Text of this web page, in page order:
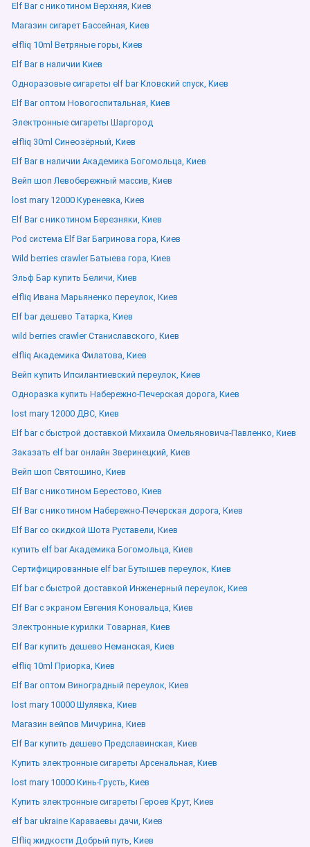
Elf Bar с никотином Верхняя, Киев
Магазин сигарет Бассейная, Киев
elfliq 10ml Ветряные горы, Киев
Elf Bar в наличии Киев
Одноразовые сигареты elf bar Кловский спуск, Киев
Elf Bar оптом Новогоспитальная, Киев
Электронные сигареты Шаргород
elfliq 30ml Синеозёрный, Киев
Elf Bar в наличии Академика Богомольца, Киев
Вейп шоп Левобережный массив, Киев
lost mary 12000 Куреневка, Киев
Elf Bar с никотином Березняки, Киев
Pod система Elf Bar Багринова гора, Киев
Wild berries crawler Батыева гора, Киев
Эльф Бар купить Беличи, Киев
elfliq Ивана Марьяненко переулок, Киев
Elf bar дешево Татарка, Киев
wild berries crawler Станиславского, Киев
elfliq Академика Филатова, Киев
Вейп купить Ипсилантиевский переулок, Киев
Одноразка купить Набережно-Печерская дорога, Киев
lost mary 12000 ДВС, Киев
Elf bar с быстрой доставкой Михаила Омельяновича-Павленко, Киев
Заказать elf bar онлайн Зверинецкий, Киев
Вейп шоп Святошино, Киев
Elf Bar с никотином Берестово, Киев
Elf Bar с никотином Набережно-Печерская дорога, Киев
Elf Bar со скидкой Шота Руставели, Киев
купить elf bar Академика Богомольца, Киев
Сертифицированные elf bar Бутышев переулок, Киев
Elf bar с быстрой доставкой Инженерный переулок, Киев
Elf Bar с экраном Евгения Коновальца, Киев
Электронные курилки Товарная, Киев
Elf Bar купить дешево Неманская, Киев
elfliq 10ml Приорка, Киев
Elf Bar оптом Виноградный переулок, Киев
lost mary 10000 Шулявка, Киев
Магазин вейпов Мичурина, Киев
Elf Bar купить дешево Предславинская, Киев
Купить электронные сигареты Арсенальная, Киев
lost mary 10000 Кинь-Грусть, Киев
Купить электронные сигареты Героев Крут, Киев
elf bar ukraine Караваевы дачи, Киев
Elfliq жидкости Добрый путь, Киев